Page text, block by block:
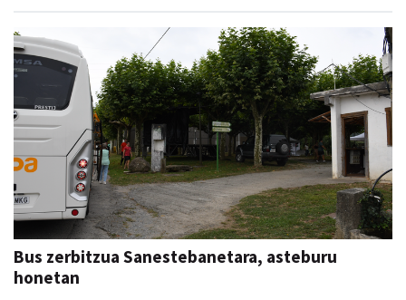
Bus zerbitzua Sanestebanetara, asteburu
honetan